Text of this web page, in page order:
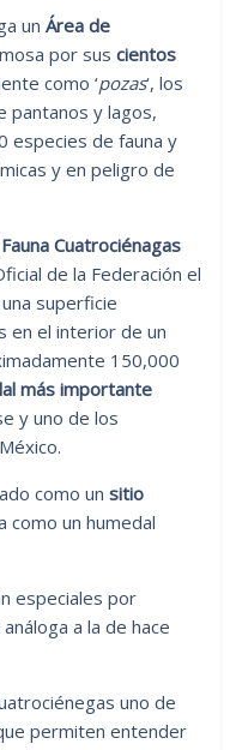
unÁrea de
por suscientos
como ‘pozas‘, los
pantanos y lagos,
especies de fauna y
y en peligro de
Cuatrociénagas
de la Federación el
superficie
en el interior de un
150,000
más importante
y uno de los
como unsitio
como un humedal
especiales por
a la de hace
uno de
permiten entender